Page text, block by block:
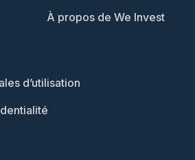
À propos de We Invest
d’utilisation